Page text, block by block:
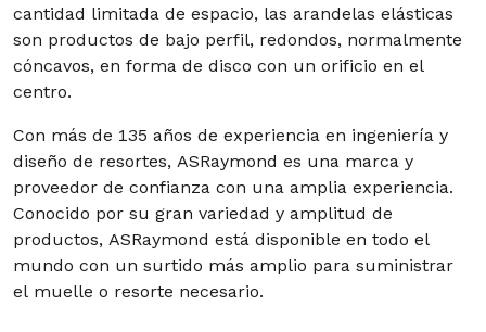
cantidad limitada de espacio, las arandelas elásticas
son productos de bajo perfil, redondos, normalmente
cóncavos, en forma de disco con un orificio en el
centro.
Con más de 135 años de experiencia en ingeniería y
diseño de resortes, ASRaymond es una marca y
proveedor de confianza con una amplia experiencia.
Conocido por su gran variedad y amplitud de
productos, ASRaymond está disponible en todo el
mundo con un surtido más amplio para suministrar
el muelle o resorte necesario.